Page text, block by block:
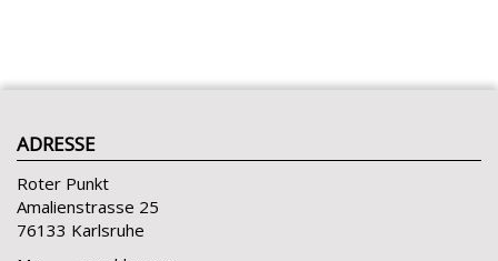
ADRESSE
Roter Punkt
Amalienstrasse 25
76133 Karlsruhe